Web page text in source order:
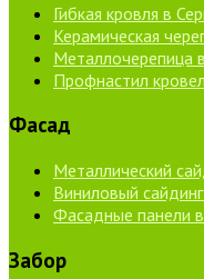
Гибкая кровля в
Керамическая
Металлочерепица
Профнастил
Фасад
Металлический
Виниловый
Фасадные панели
Забор